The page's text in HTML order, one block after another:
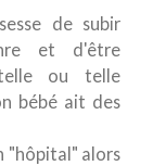
de subir
et d'être
telle ou telle
bébé ait des
"hôpital" alors